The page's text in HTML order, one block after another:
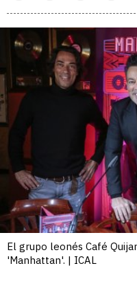
El grupo leonés Café
'Manhattan'. | ICAL